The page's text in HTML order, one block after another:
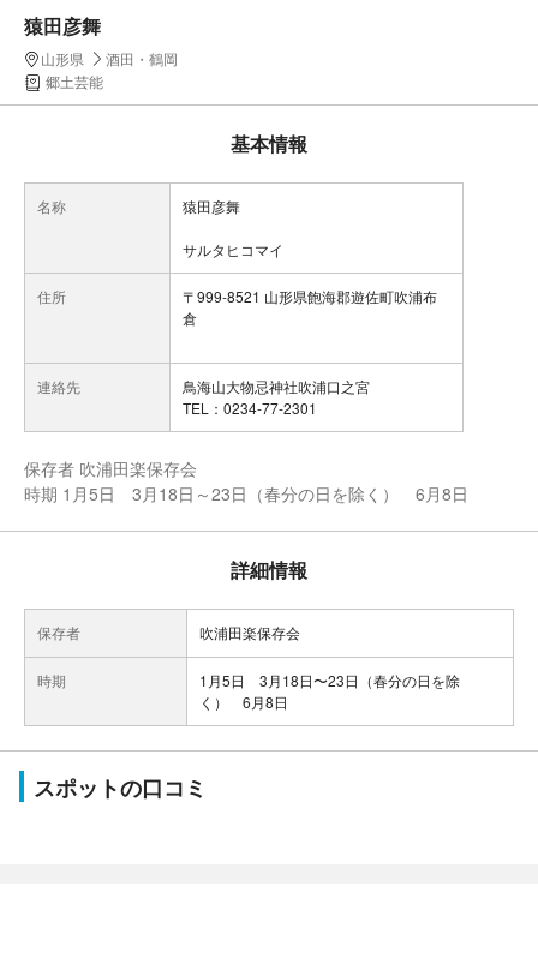
猿田彦舞
山形県
酒田・鶴岡
郷土芸能
基本情報
名称 猿田彦舞
サルタヒコマイ
住所
〒999-8521 山形県飽海郡遊佐町吹浦布
倉
連絡先
鳥海山大物忌神社吹浦口之宮
TEL：0234-77-2301
保存者 吹浦田楽保存会
時期 1月5日 3月18日～23日（春分の日を除く） 6月8日
詳細情報
保存者 吹浦田楽保存会
時期
1月5日 3月18日〜23日（春分の日を除
く） 6月8日
スポットの口コミ